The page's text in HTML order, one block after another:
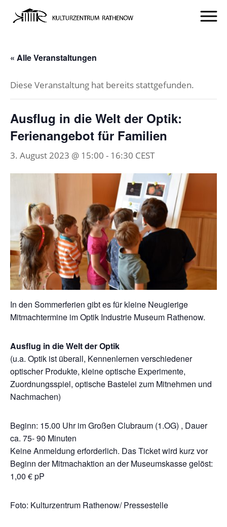
« Alle Veranstaltungen
Diese Veranstaltung hat bereits stattgefunden.
Ausflug in die Welt der Optik:
Ferienangebot für Familien
3. August 2023 @ 15:00 - 16:30 CEST
In den Sommerferien gibt es für kleine Neugierige
Mitmachtermine im Optik Industrie Museum Rathenow.
Ausflug in die Welt der Optik
(u.a. Optik ist überall, Kennenlernen verschiedener
optischer Produkte, kleine optische Experimente,
Zuordnungsspiel, optische Bastelei zum Mitnehmen und
Nachmachen)
Beginn: 15.00 Uhr im Großen Clubraum (1.OG) , Dauer
ca. 75- 90 Minuten
Keine Anmeldung erforderlich. Das Ticket wird kurz vor
Beginn der Mitmachaktion an der Museumskasse gelöst:
1,00 € pP
Foto: Kulturzentrum Rathenow/ Pressestelle